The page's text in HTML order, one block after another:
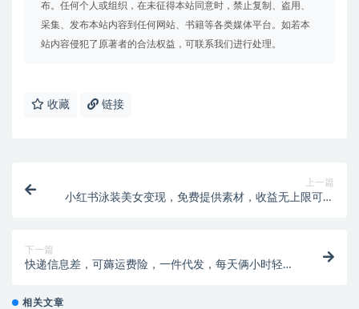
布。任何个人或组织，在未征得本站同意时，禁止复制、盗用、
采集、发布本站内容到任何网站、书籍等各类媒体平台。如若本
站内容侵犯了原著者的合法权益，可联系我们进行处理。
收藏 链接
上一篇
小红书泳装美女变现，免费提供素材，收益无上限可矩
下一篇
快递信息差，可薅运费险，一件代发，每天俩小时轻松
相关文章